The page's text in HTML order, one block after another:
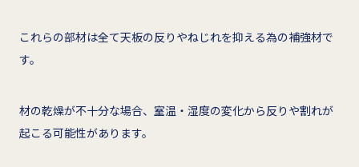
これらの部材は全て天板の反りやねじれを抑える為の補強材で
す。
材の乾燥が不十分な場合、室温・湿度の変化から反りや割れが
起こる可能性があります。